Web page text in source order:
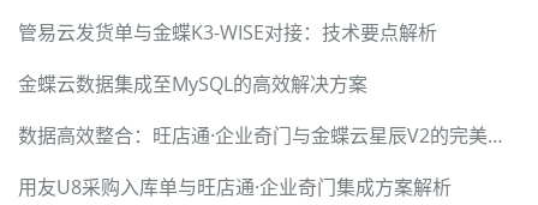
管易云发货单与金蝶K3-WISE对接：技术要点解析
金蝶云数据集成至MySQL的高效解决方案
数据高效整合：旺店通·企业奇门与金蝶云星辰V2的完美对接
用友U8采购入库单与旺店通·企业奇门集成方案解析